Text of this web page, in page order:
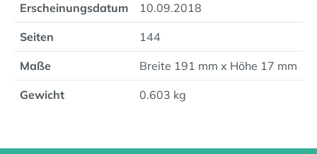
Erscheinungsdatum 10.09.2018
Seiten 144
Maße Breite 191 mm x Höhe 17 mm
Gewicht 0.603 kg